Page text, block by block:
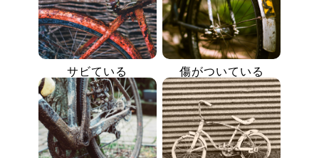
サビている 傷がついている